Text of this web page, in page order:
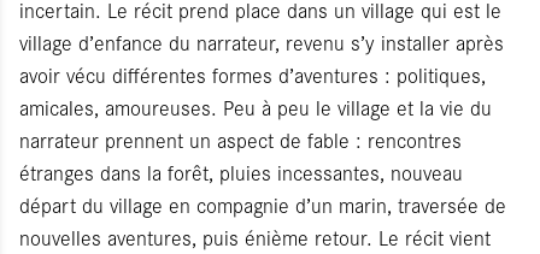
incertain. Le récit prend place dans un village qui est le
village d’enfance du narrateur, revenu s’y installer après
avoir vécu différentes formes d’aventures : politiques,
amicales, amoureuses. Peu à peu le village et la vie du
narrateur prennent un aspect de fable : rencontres
étranges dans la forêt, pluies incessantes, nouveau
départ du village en compagnie d’un marin, traversée de
nouvelles aventures, puis énième retour. Le récit vient